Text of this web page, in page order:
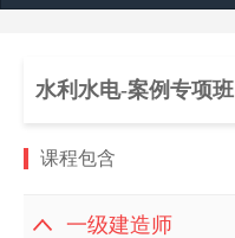
水利水电-案例专项班
课程包含
一级建造师